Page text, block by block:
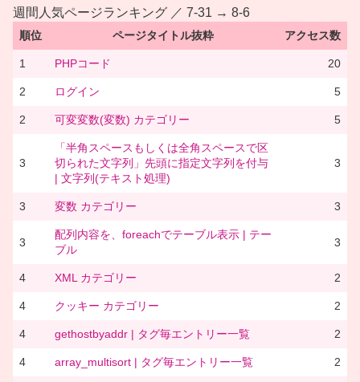
週間人気ページランキング ／ 7-31 → 8-6
順位 ページタイトル抜粋 アクセス数
1 PHPコード 20
2 ログイン 5
2 可変変数(変数) カテゴリー 5
3
「半角スペースもしくは全角スペースで区
切られた文字列」先頭に指定文字列を付与
| 文字列(テキスト処理)
3
3 変数 カテゴリー 3
3
配列内容を、foreachでテーブル表示 | テー
ブル
3
4 XML カテゴリー 2
4 クッキー カテゴリー 2
4 gethostbyaddr | タグ毎エントリー一覧 2
4 array_multisort | タグ毎エントリー一覧 2